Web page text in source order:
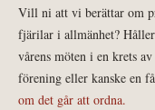
Vill ni att vi berättar om
fjärilar i allmänhet?
vårens möten i en krets
förening eller kanske en
om det går att ordna.